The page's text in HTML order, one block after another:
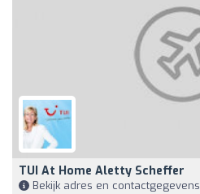
TUI At Home Aletty Scheffer
Bekijk adres en contactgegevens